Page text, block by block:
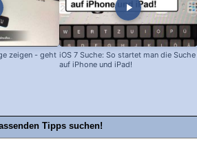
zeigen - geht iOS 7 Suche: So startet man die Suche
auf iPhone und iPad!
Tipps suchen!